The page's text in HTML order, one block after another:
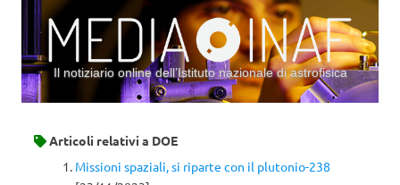
Il notiziario online dell’Istituto nazionale di astrofisica
Articoli relativi a DOE
Missioni spaziali, si riparte con il plutonio-238